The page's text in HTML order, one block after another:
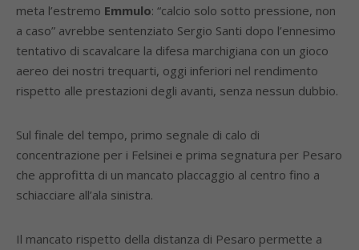
meta l’estremo Emmulo: “calcio solo sotto pressione, non
a caso” avrebbe sentenziato Sergio Santi dopo l’ennesimo
tentativo di scavalcare la difesa marchigiana con un gioco
aereo dei nostri trequarti, oggi inferiori nel rendimento
rispetto alle prestazioni degli avanti, senza nessun dubbio.
Sul finale del tempo, primo segnale di calo di
concentrazione per i Felsinei e prima segnatura per Pesaro
che approfitta di un mancato placcaggio al centro fino a
schiacciare all’ala sinistra.
Il mancato rispetto della distanza di Pesaro permette a